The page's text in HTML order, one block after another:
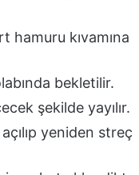
hamuru kıvamına
bekletilir.
şekilde yayılır.
yeniden streç